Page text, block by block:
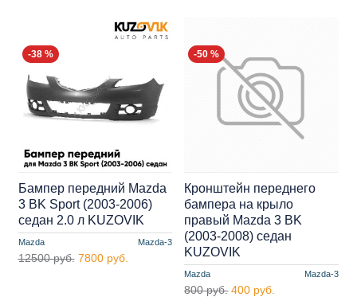
-38 %
Mazda Mazda-3
Бампер передний Mazda
3 BK Sport (2003-2006)
седан 2.0 л KUZOVIK
12500 руб. 7800 руб.
-50 %
Mazda Mazda-3
Кронштейн переднего
бампера на крыло
правый Mazda 3 BK
(2003-2008) седан
KUZOVIK
800 руб. 400 руб.